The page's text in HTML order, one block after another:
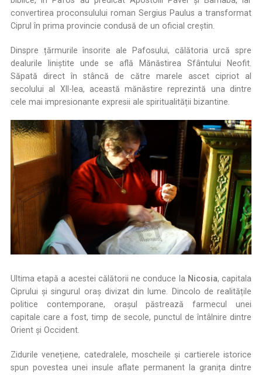
convertirea proconsulului roman Sergius Paulus a transformat
Ciprul în prima provincie condusă de un oficial creștin.
Dinspre țărmurile însorite ale Pafosului, călătoria urcă spre
dealurile liniștite unde se află Mănăstirea Sfântului Neofit.
Săpată direct în stâncă de către marele ascet cipriot al
secolului al XII-lea, această mănăstire reprezintă una dintre
cele mai impresionante expresii ale spiritualității bizantine.
Ultima etapă a acestei călătorii ne conduce la Nicosia, capitala
Ciprului și singurul oraș divizat din lume. Dincolo de realitățile
politice contemporane, orașul păstrează farmecul unei
capitale care a fost, timp de secole, punctul de întâlnire dintre
Orient și Occident.
Zidurile venețiene, catedralele, moscheile și cartierele istorice
spun povestea unei insule aflate permanent la granița dintre